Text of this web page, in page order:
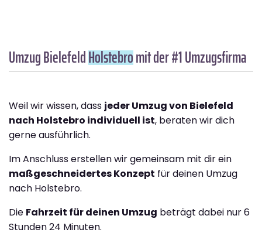
Umzug BielefeldHolstebromit der #1 Umzugsfirma
Weil wir wissen, dass jeder Umzug von Bielefeld
nach Holstebro individuell ist, beraten wir dich
gerne ausführlich.
Im Anschluss erstellen wir gemeinsam mit dir ein
maßgeschneidertes Konzept für deinen Umzug
nach Holstebro.
Die Fahrzeit für deinen Umzug beträgt dabei nur 6
Stunden 24 Minuten.